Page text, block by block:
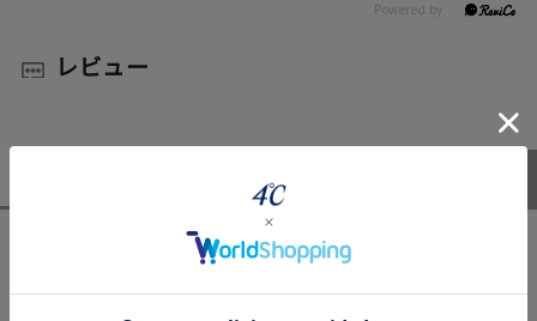
レビュー
レビューはありません。